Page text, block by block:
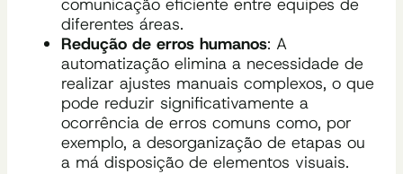
diferentes áreas.
Redução de erros humanos: A
automatização elimina a necessidade de
realizar ajustes manuais complexos, o que
pode reduzir significativamente a
ocorrência de erros comuns como, por
exemplo, a desorganização de etapas ou
a má disposição de elementos visuais.